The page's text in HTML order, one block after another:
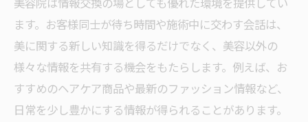
ます。お客様同士が待ち時間や施術中に交わす会話は、
美に関する新しい知識を得るだけでなく、美容以外の
様々な情報を共有する機会をもたらします。例えば、お
すすめのヘアケア商品や最新のファッション情報など、
日常を少し豊かにする情報が得られることがあります。